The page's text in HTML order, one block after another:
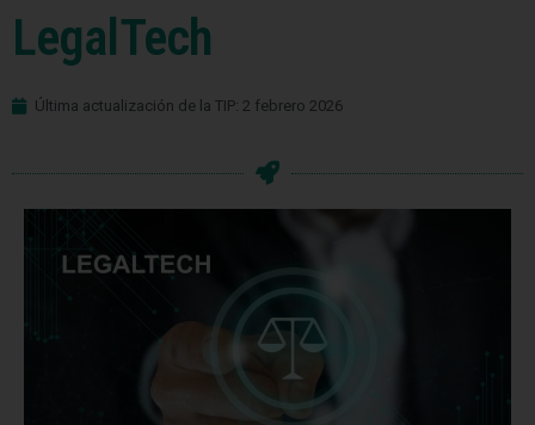
LegalTech
Última actualización de la TIP: 2 febrero 2026